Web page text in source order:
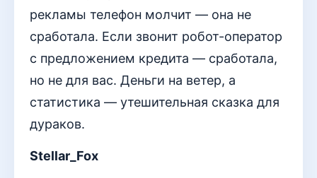
рекламы телефон молчит — она не
сработала. Если звонит робот-оператор
с предложением кредита — сработала,
но не для вас. Деньги на ветер, а
статистика — утешительная сказка для
дураков.
Stellar_Fox